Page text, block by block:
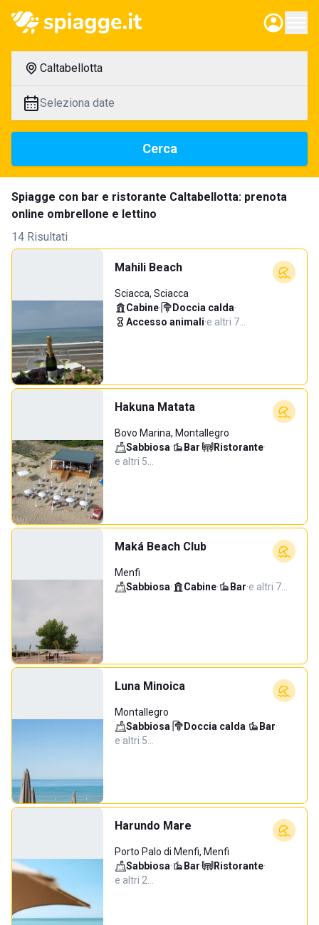
Caltabellotta
Seleziona date
Cerca
Spiagge con bar e ristorante Caltabellotta: prenota
online ombrellone e lettino
14 Risultati
Mahili Beach
Sciacca, Sciacca
Cabine· Doccia calda·
Accesso animali·e altri 7…
Hakuna Matata
Bovo Marina, Montallegro
Sabbiosa· Bar· Ristorante·
e altri 5…
Maká Beach Club
Menfi
Sabbiosa· Cabine· Bar·e altri 7…
Luna Minoica
Montallegro
Sabbiosa· Doccia calda· Bar·
e altri 5…
Harundo Mare
Porto Palo di Menfi, Menfi
Sabbiosa· Bar· Ristorante·
e altri 2…